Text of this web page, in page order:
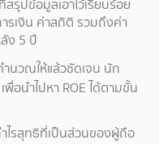
สรุปข้อมูลเอาไว้เรียบร้อย
รเงิน ค่าสถิติ รวมถึงค่า
ง 5 ปี
นวณให้แล้วชัดเจน นัก
อนำไปหา ROE ได้ตามขั้น
ไรสุทธิที่เป็นส่วนของผู้ถือ